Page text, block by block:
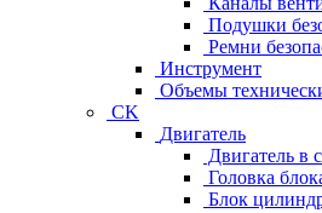
Подушки
Ремни
Инструмент
Объемы
CK
Двигатель
Двигатель в
Головка
Блок